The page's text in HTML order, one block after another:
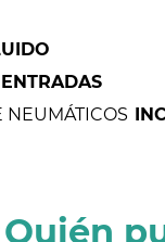
ENTRADAS
NEUMÁTICOS